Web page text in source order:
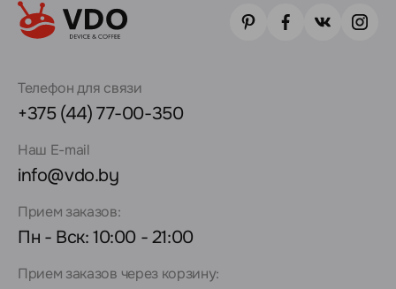
Телефон для связи
+375 (44) 77-00-350
Наш E-mail
info@vdo.by
Прием заказов:
Пн - Вск: 10:00 - 21:00
Прием заказов через корзину: